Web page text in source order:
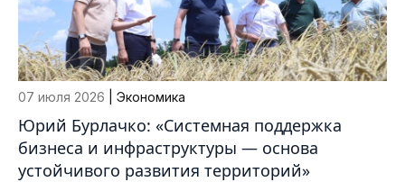
07 июля 2026 | Экономика
Юрий Бурлачко: «Системная поддержка
бизнеса и инфраструктуры — основа
устойчивого развития территорий»